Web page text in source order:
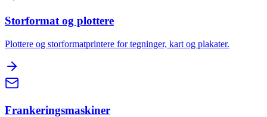
Storformat og plottere
Plottere og storformatprintere for tegninger, kart og plakater.
Frankeringsmaskiner